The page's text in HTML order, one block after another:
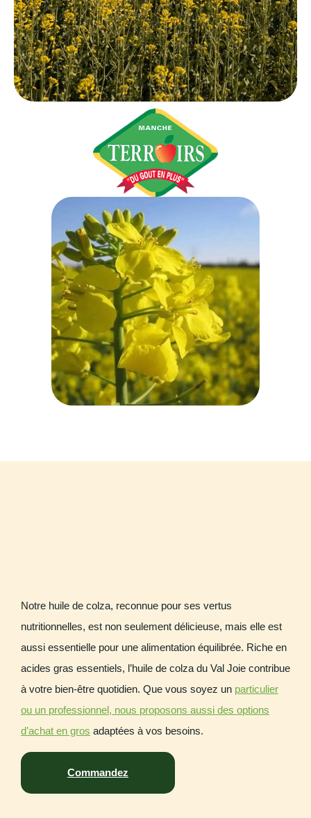
Notre huile de colza, reconnue pour ses vertus
nutritionnelles, est non seulement délicieuse, mais elle est
aussi essentielle pour une alimentation équilibrée. Riche en
acides gras essentiels, l’huile de colza du Val Joie contribue
à votre bien-être quotidien. Que vous soyez un particulier
ou un professionnel, nous proposons aussi des options
d’achat en gros adaptées à vos besoins.
Commandez